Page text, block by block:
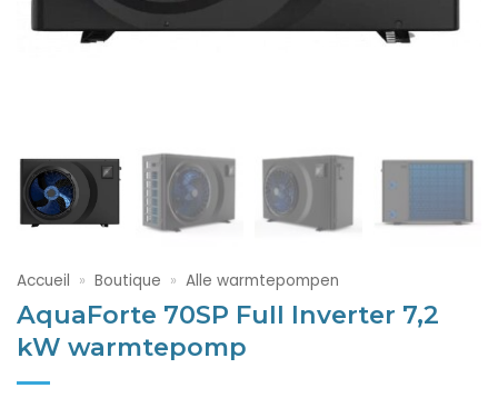
Accueil » Boutique » Alle warmtepompen
AquaForte 70SP Full Inverter 7,2
kW warmtepomp